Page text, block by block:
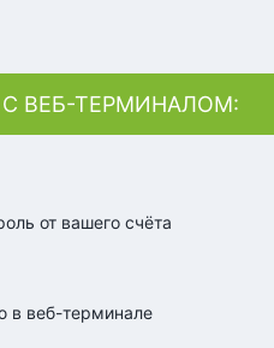
С ВЕБ-ТЕРМИНАЛОМ:
от вашего счёта
в веб-терминале